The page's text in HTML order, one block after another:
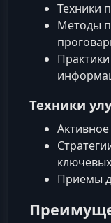
Техники
Методы
Техники
Приемы